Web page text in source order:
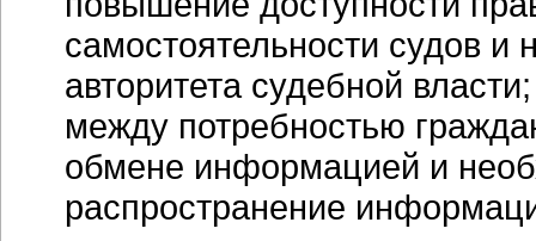
самостоятельности судов
авторитета судебной
между потребностью
обмене информацией и
распространение